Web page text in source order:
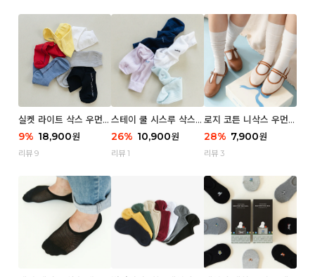
실켓 라이트 삭스 우먼 3
P
9% 18,900원
리뷰 9
스테이 쿨 시스루 삭스
우먼 2P
26% 10,900원
리뷰 1
로지 코튼 니삭스 우먼 1
P
28% 7,900원
리뷰 3